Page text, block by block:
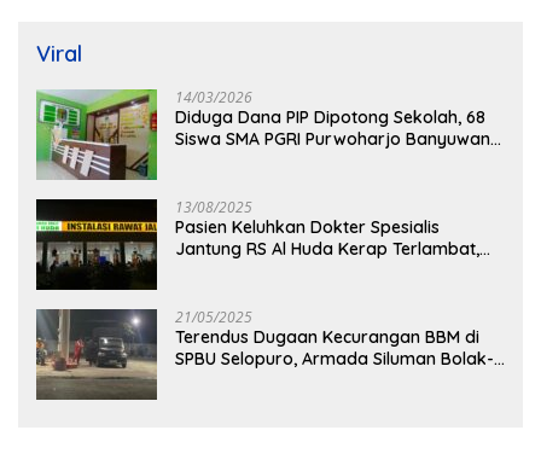
Viral
14/03/2026
Diduga Dana PIP Dipotong Sekolah, 68
Siswa SMA PGRI Purwoharjo Banyuwangi
13/08/2025
Pasien Keluhkan Dokter Spesialis
Jantung RS Al Huda Kerap Terlambat,
21/05/2025
Terendus Dugaan Kecurangan BBM di
SPBU Selopuro, Armada Siluman Bolak-